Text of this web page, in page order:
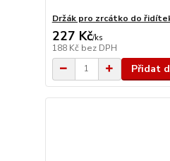
Držák pro zrcátko do
227 Kč/ks
188 Kč bez DPH
Přidat